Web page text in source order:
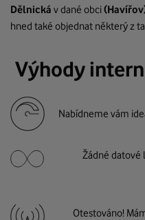
Dělnická v dané obci
hned také objednat některý z
Výhody
Nabídneme vám
Žádné datové
Otestováno!